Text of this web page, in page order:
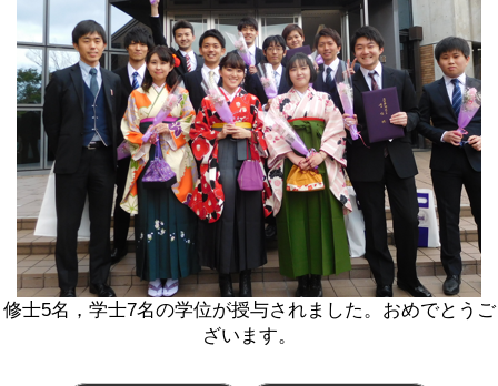
修士5名，学士7名の学位が授与されました。おめでとうご
ざいます。